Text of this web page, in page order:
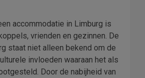
accommodatie in Limburg is
vrienden en gezinnen. De
staat niet alleen bekend om de
invloeden waaraan het als
Door de nabijheid van